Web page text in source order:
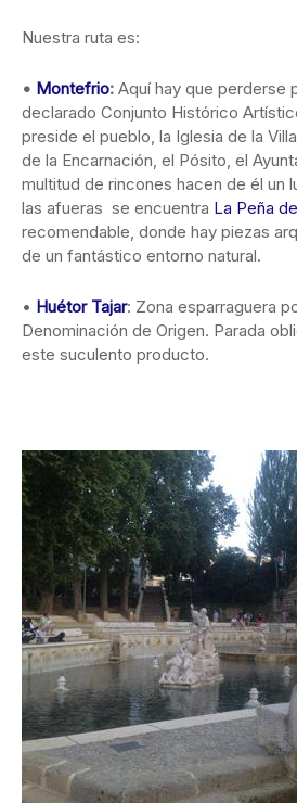
Nuestra ruta es:
• Montefrio: Aquí hay que perderse
declarado Conjunto Histórico
preside el pueblo, la Iglesia de la
de la Encarnación, el Pósito, el
multitud de rincones hacen de él un
las afueras se encuentra La Peña
recomendable, donde hay piezas
de un fantástico entorno natural.
• Huétor Tajar: Zona esparraguera
Denominación de Origen. Parada
este suculento producto.